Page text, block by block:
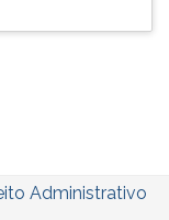
Administrativo